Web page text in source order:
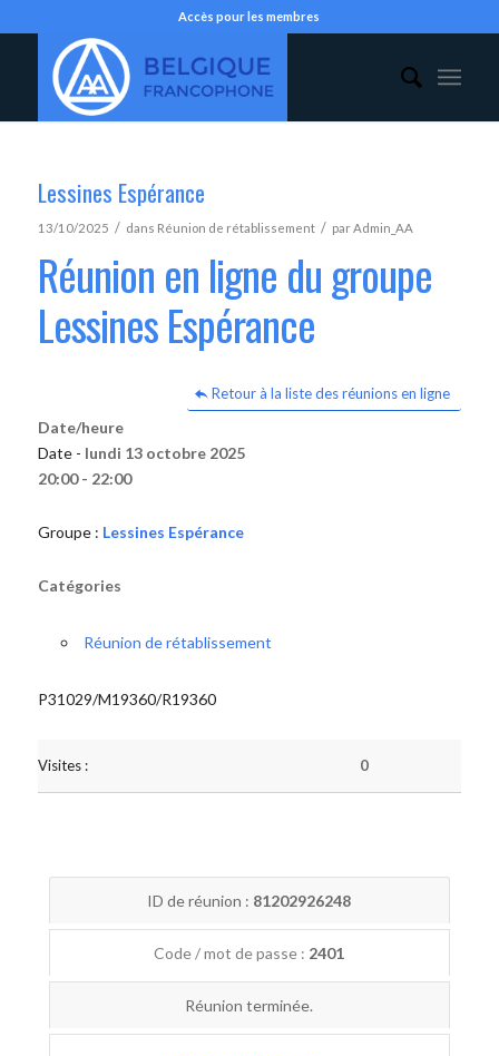
Accès pour les membres
Lessines Espérance
13/10/2025 / dans Réunion de rétablissement / parAdmin_AA
Réunion en ligne du groupe
Lessines Espérance
Retour à la liste des réunions en ligne
Date/heure
Date - lundi 13 octobre 2025
20:00 - 22:00
Groupe : Lessines Espérance
Catégories
Réunion de rétablissement
P31029/M19360/R19360
Visites : 0
ID de réunion : 81202926248
Code / mot de passe : 2401
Réunion terminée.